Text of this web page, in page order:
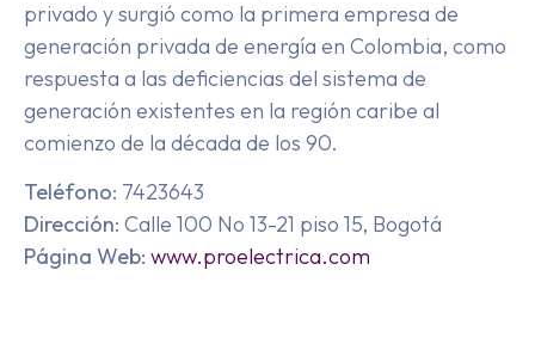
privado y surgió como la primera empresa de
generación privada de energía en Colombia, como
respuesta a las deficiencias del sistema de
generación existentes en la región caribe al
comienzo de la década de los 90.
Teléfono: 7423643
Dirección: Calle 100 No 13-21 piso 15, Bogotá
Página Web: www.proelectrica.com